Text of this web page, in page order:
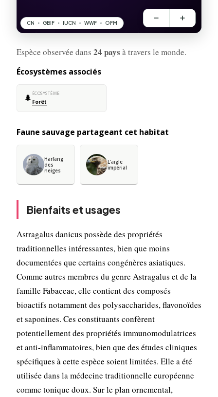
Espèce observée dans 24 pays à travers le monde.
Écosystèmes associés
🌲 ÉCOSYSTÈME
Forêt
Faune sauvage partageant cet habitat
Harfang
des
neiges
L’aigle
impérial
Bienfaits et usages
Astragalus danicus possède des propriétés
traditionnelles intéressantes, bien que moins
documentées que certains congénères asiatiques.
Comme autres membres du genre Astragalus et de la
famille Fabaceae, elle contient des composés
bioactifs notamment des polysaccharides, flavonoïdes
et saponines. Ces constituants confèrent
potentiellement des propriétés immunomodulatrices
et anti-inflammatoires, bien que des études cliniques
spécifiques à cette espèce soient limitées. Elle a été
utilisée dans la médecine traditionnelle européenne
comme tonique doux. Sur le plan ornemental,